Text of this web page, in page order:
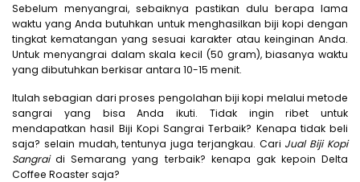
Sebelum menyangrai, sebaiknya pastikan dulu berapa lama
waktu yang Anda butuhkan untuk menghasilkan biji kopi dengan
tingkat kematangan yang sesuai karakter atau keinginan Anda.
Untuk menyangrai dalam skala kecil (50 gram), biasanya waktu
yang dibutuhkan berkisar antara 10-15 menit.
Itulah sebagian dari proses pengolahan biji kopi melalui metode
sangrai yang bisa Anda ikuti. Tidak ingin ribet untuk
mendapatkan hasil Biji Kopi Sangrai Terbaik? Kenapa tidak beli
saja? selain mudah, tentunya juga terjangkau. Cari Jual Biji Kopi
Sangraidi Semarang yang terbaik? kenapa gak kepoin Delta
Coffee Roaster saja?